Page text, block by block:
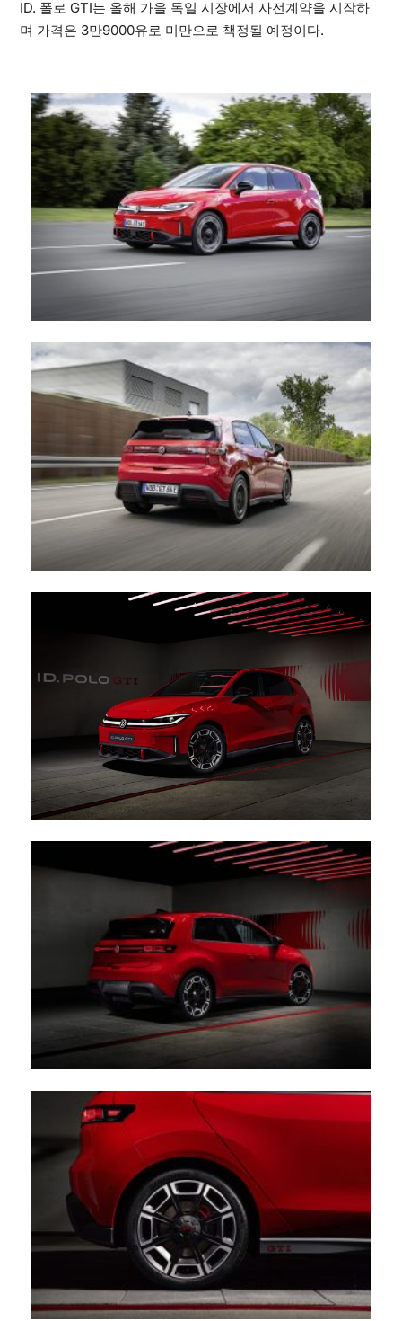
ID. 폴로 GTI는 올해 가을 독일 시장에서 사전계약을 시작하
며 가격은 3만9000유로 미만으로 책정될 예정이다.